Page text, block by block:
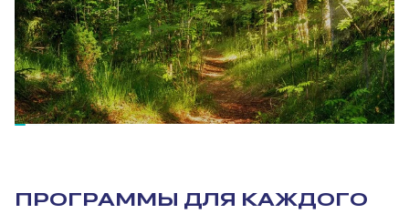
ПРОГРАММЫ ДЛЯ КАЖДОГО